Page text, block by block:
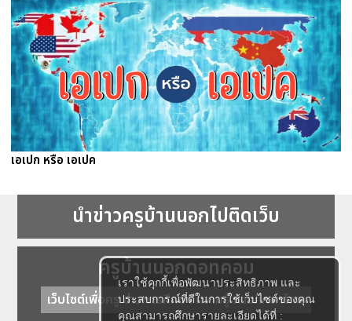
เราใช้คุกกี้เพื่อพัฒนาประสิทธิภาพ และ
ประสบการณ์ที่ดีในการใช้เว็บไซต์ของคุณ
คุณสามารถศึกษารายละเอียดได้ที่ :
เอเปก หรือ เอเปค
นำข่าวครูบ้านนอกไปติดเว็บ
ครูบ้านนอกดอทคอม
เว็บไซต์เพื่อครู ข่าวการศึกษา ความรู้ การศึกษาไทย